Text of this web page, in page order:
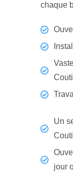
chaque
Un
jour